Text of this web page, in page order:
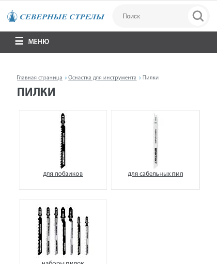
МЕНЮ
Главная страница Оснастка для инструмента Пилки
ПИЛКИ
для лобзиков для сабельных пил